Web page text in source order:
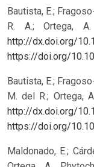
Bautista, E.;
R. A.; Ortega,
http://dx.doi.org/
https://doi.org/
Bautista, E.;
M. del R.; Ortega,
http://dx.doi.org/
https://doi.org/
Maldonado, E.;